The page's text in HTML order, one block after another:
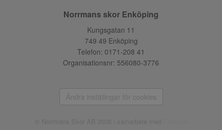
Norrmans skor Enköping
Kungsgatan 11
749 49 Enköping
Telefon: 0171-208 41
Organisationsnr: 556080-3776
Ändra inställingar för cookies